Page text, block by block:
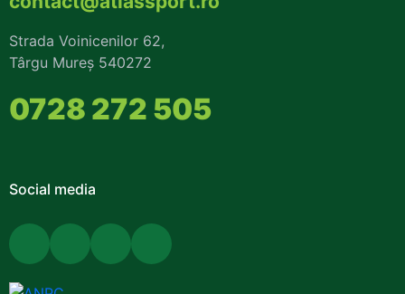
Strada Voinicenilor 62,
Târgu Mureș 540272
0728 272 505
Social media